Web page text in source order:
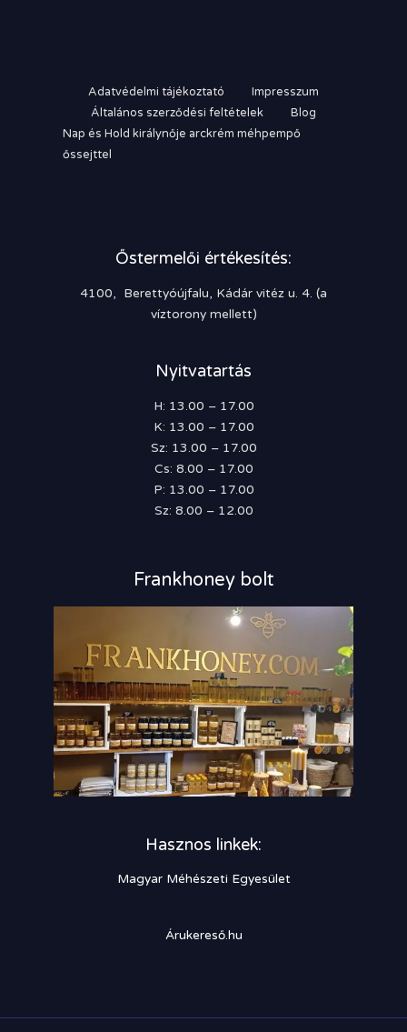
Adatvédelmi tájékoztató
Impresszum
Általános szerződési feltételek
Blog
Nap és Hold királynője arckrém méhpempő
őssejttel
Őstermelői értékesítés:
4100, Berettyóújfalu, Kádár vitéz u. 4. (a
víztorony mellett)
Nyitvatartás
H: 13.00 – 17.00
K: 13.00 – 17.00
Sz: 13.00 – 17.00
Cs: 8.00 – 17.00
P: 13.00 – 17.00
Sz: 8.00 – 12.00
Frankhoney bolt
Hasznos linkek:
Magyar Méhészeti Egyesület
Árukereső.hu